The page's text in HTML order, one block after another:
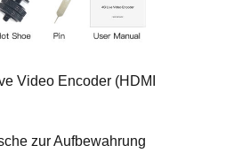
Video Encoder (HDMI
zur Aufbewahrung